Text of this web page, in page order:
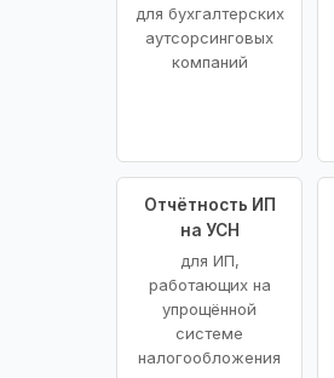
для бухгалтерских
аутсорсинговых
компаний
Отчётность ИП
на УСН
для ИП,
работающих на
упрощённой
системе
налогообложения